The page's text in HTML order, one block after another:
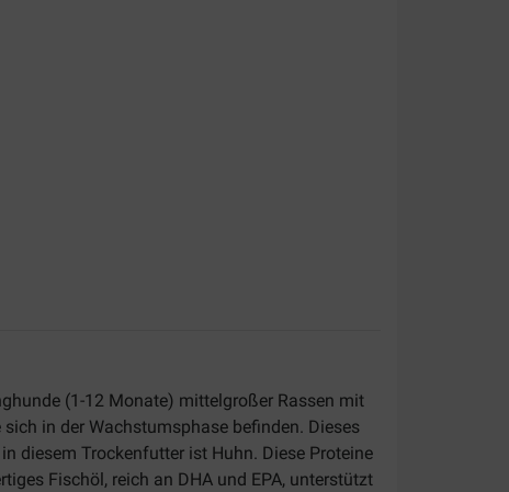
(1-12 Monate) mittelgroßer Rassen mit
in der Wachstumsphase befinden. Dieses
diesem Trockenfutter ist Huhn. Diese Proteine
Fischöl, reich an DHA und EPA, unterstützt